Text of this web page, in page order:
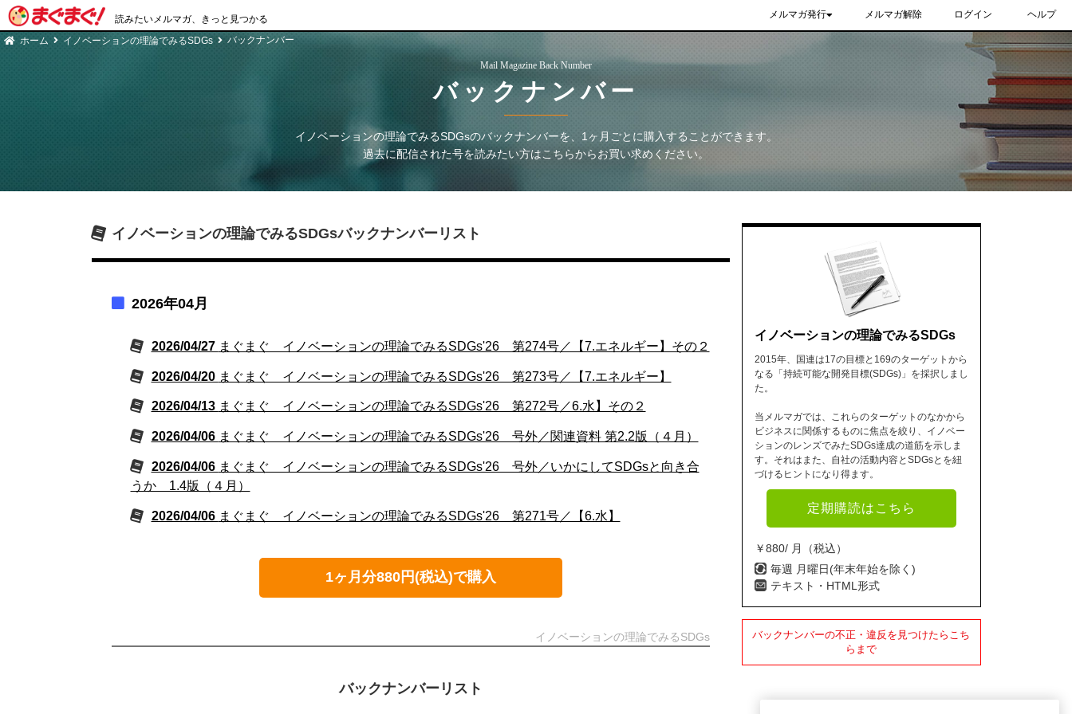
読みたいメルマガ、きっと見つかる メルマガ発行 メルマガ解除 ログイン ヘルプ
ホーム イノベーションの理論でみるSDGs バックナンバー
Mail Magazine Back Number
バックナンバー
イノベーションの理論でみるSDGsのバックナンバーを、1ヶ月ごとに購入することができます。
過去に配信された号を読みたい方はこちらからお買い求めください。
イノベーションの理論でみるSDGsバックナンバーリスト
2026年04月
2026/04/27 まぐまぐ イノベーションの理論でみるSDGs'26 第274号／【7.エネルギー】その２
2026/04/20 まぐまぐ イノベーションの理論でみるSDGs'26 第273号／【7.エネルギー】
2026/04/13 まぐまぐ イノベーションの理論でみるSDGs'26 第272号／6.水】その２
2026/04/06 まぐまぐ イノベーションの理論でみるSDGs'26 号外／関連資料 第2.2版（４月）
2026/04/06 まぐまぐ イノベーションの理論でみるSDGs'26 号外／いかにしてSDGsと向き合
うか 1.4版（４月）
2026/04/06 まぐまぐ イノベーションの理論でみるSDGs'26 第271号／【6.水】
1ヶ月分880円(税込)で購入
イノベーションの理論でみるSDGs
バックナンバーリスト
イノベーションの理論でみるSDGs
2015年、国連は17の目標と169のターゲットから
なる「持続可能な開発目標(SDGs)」を採択しまし
た。
当メルマガでは、これらのターゲットのなかから
ビジネスに関係するものに焦点を絞り、イノベー
ションのレンズでみたSDGs達成の道筋を示しま
す。それはまた、自社の活動内容とSDGsとを紐
づけるヒントになり得ます。
定期購読はこちら
￥880/ 月（税込）
毎週 月曜日(年末年始を除く)
テキスト・HTML形式
バックナンバーの不正・違反を見つけたらこち
らまで